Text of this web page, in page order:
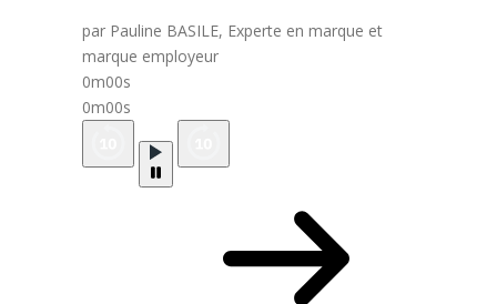
par Pauline BASILE, Experte en marque et
marque employeur
0m00s
0m00s